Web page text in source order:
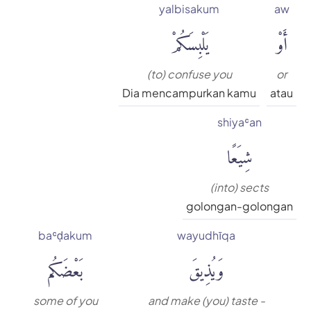
aw
أَوْ
or
atau
yalbisakum
يَلْبِسَكُمْ
(to) confuse you
Dia mencampurkan kamu
shiyaʿan
شِيَعًا
(into) sects
golongan-golongan
wayudhīqa
وَيُذِيقَ
and make (you) taste -
baʿḍakum
بَعْضَكُم
some of you